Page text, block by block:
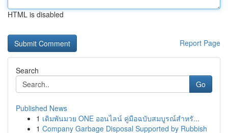
HTML is disabled
Report Page
Search
Go
Published News
1 เดิมพันมวย ONE ออนไลน์ คู่มือฉบับสมบูรณ์สำหรั...
1 Company Garbage Disposal Supported by Rubbish